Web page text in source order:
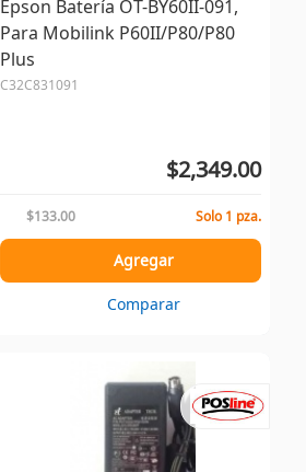
Epson Batería OT-BY60II-091,
Para Mobilink P60II/P80/P80
Plus
C32C831091
$2,349.00
$133.00 Solo 1 pza.
Agregar
Comparar